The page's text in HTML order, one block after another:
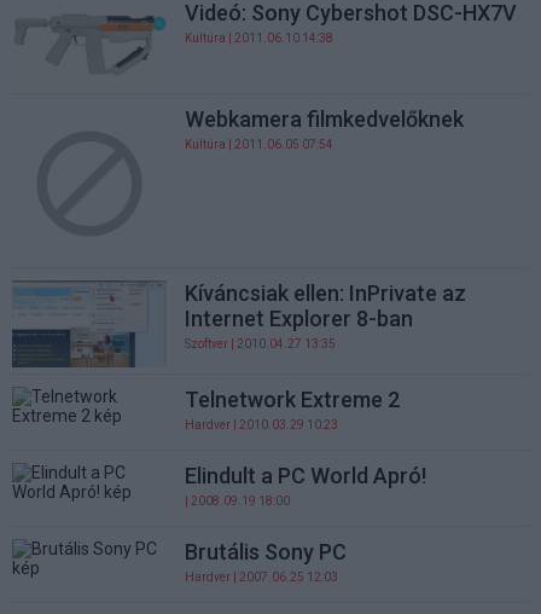
Videó: Sony Cybershot DSC-HX7V
Kultúra | 2011.06.10 14:38
Webkamera filmkedvelőknek
Kultúra | 2011.06.05 07:54
Kíváncsiak ellen: InPrivate az
Internet Explorer 8-ban
Szoftver | 2010.04.27 13:35
Telnetwork Extreme 2
Hardver | 2010.03.29 10:23
Elindult a PC World Apró!
| 2008.09.19 18:00
Brutális Sony PC
Hardver | 2007.06.25 12:03